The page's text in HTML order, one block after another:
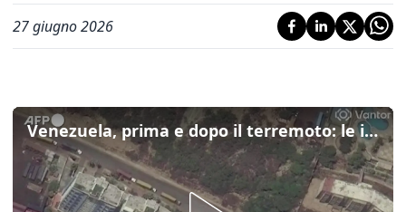
27 giugno 2026
Venezuela, prima e dopo il terremoto: le immagini satellitari